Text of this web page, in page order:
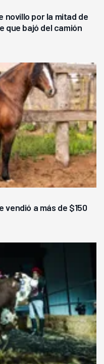
novillo por la mitad de
que bajó del camión
vendió a más de $150